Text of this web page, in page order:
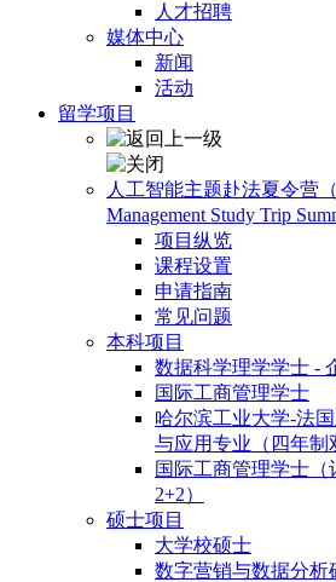
人才招聘
媒体中心
新闻
活动
留学项目
人工智能主题赴法夏令营（
Management Study Trip
项目纵览
课程设置
申请指南
常见问题
本科项目
数据科学理学学士 -
国际工商管理学士
哈尔滨工业大学-法
与应用专业（四年制
国际工商管理学士
2+2）
硕士项目
大学校硕士
数字营销与数据分析